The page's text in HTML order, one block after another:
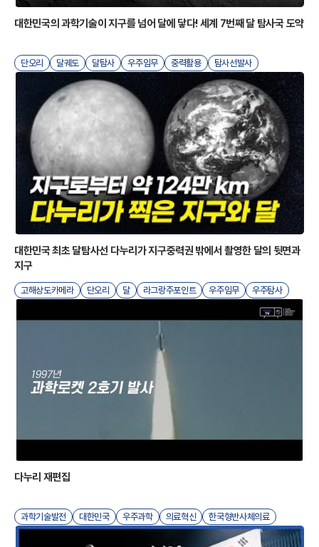
국
항
공
대한민국의 과학기술이 지구를 넘어 달에 닿다! 세계 7번째 달 탐사국 도약
단오리 달궤도 달탐사 우주임무 중력활용
탐사선발사
한국우주개발
항행기술
대한민국 최초 달탐사선 다누리가 지구중력권 밖에서 촬영한 달의 뒷면과
지구
고해상도카메라 단오리 달 라그랑주포인트 우주임무
우주탐사
다누리 재편집
과학기술발전 대한민국 우주과학 의료혁신 한국형반사체의료